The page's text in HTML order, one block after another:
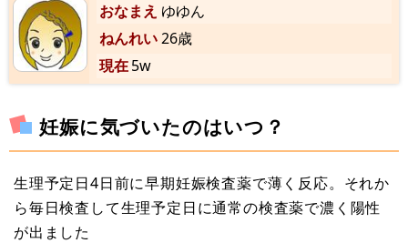
おなまえ ゆゆん
ねんれい26歳
現在5w
妊娠に気づいたのはいつ？
生理予定日4日前に早期妊娠検査薬で薄く反応。それか
ら毎日検査して生理予定日に通常の検査薬で濃く陽性
が出ました